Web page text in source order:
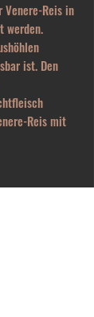
Venere-Reis in
werden.
ist. Den
Reis mit